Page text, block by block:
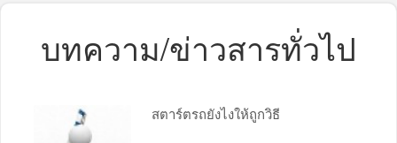
บทความ/ข่าวสารทั่วไป
สตาร์ตรถยังไงให้ถูกวิธี